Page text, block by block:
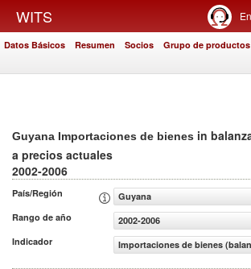
WITS En
Datos Básicos Resumen Socios Grupo de productos
Guyana Importaciones de bienes in
a precios actuales
2002-2006
País/Región
Guyana
Rango de año
2002-2006
Indicador
Importaciones de bienes